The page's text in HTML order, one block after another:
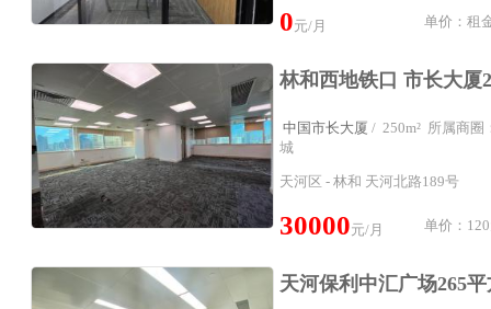
0元/月 单价：租
中国市长大厦 / 250m² 所属商圈
城
天河区 - 林和 天河北路189号
30000元/月 单价：120